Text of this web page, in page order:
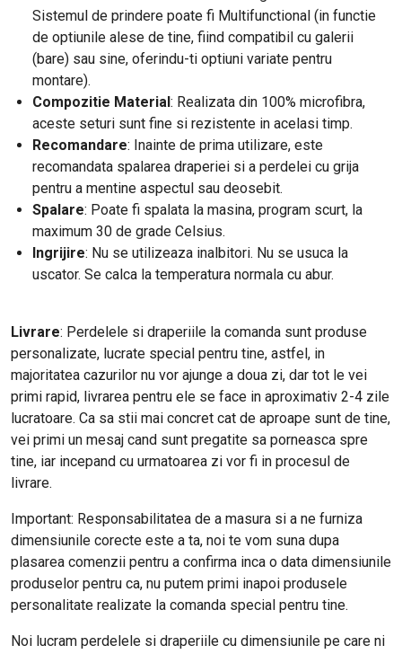
Sistemul de prindere poate fi Multifunctional (in functie
de optiunile alese de tine, fiind compatibil cu galerii
(bare) sau sine, oferindu-ti optiuni variate pentru
montare).
Compozitie Material: Realizata din 100% microfibra,
aceste seturi sunt fine si rezistente in acelasi timp.
Recomandare: Inainte de prima utilizare, este
recomandata spalarea draperiei si a perdelei cu grija
pentru a mentine aspectul sau deosebit.
Spalare: Poate fi spalata la masina, program scurt, la
maximum 30 de grade Celsius.
Ingrijire: Nu se utilizeaza inalbitori. Nu se usuca la
uscator. Se calca la temperatura normala cu abur.
Livrare: Perdelele si draperiile la comanda sunt produse
personalizate, lucrate special pentru tine, astfel, in
majoritatea cazurilor nu vor ajunge a doua zi, dar tot le vei
primi rapid, livrarea pentru ele se face in aproximativ 2-4 zile
lucratoare. Ca sa stii mai concret cat de aproape sunt de tine,
vei primi un mesaj cand sunt pregatite sa porneasca spre
tine, iar incepand cu urmatoarea zi vor fi in procesul de
livrare.
Important: Responsabilitatea de a masura si a ne furniza
dimensiunile corecte este a ta, noi te vom suna dupa
plasarea comenzii pentru a confirma inca o data dimensiunile
produselor pentru ca, nu putem primi inapoi produsele
personalitate realizate la comanda special pentru tine.
Noi lucram perdelele si draperiile cu dimensiunile pe care ni